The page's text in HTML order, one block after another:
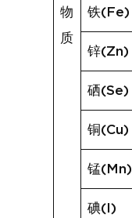
物
质
铁(Fe)
锌(Zn)
硒(Se)
铜(Cu)
锰(Mn)
碘(I)